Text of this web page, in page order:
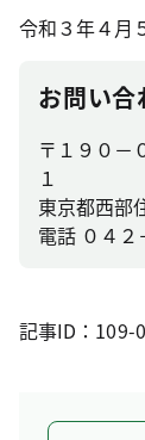
令和３年４月
お問い合
〒１９０－
１
東京都西部
電話 ０４
記事ID：109-